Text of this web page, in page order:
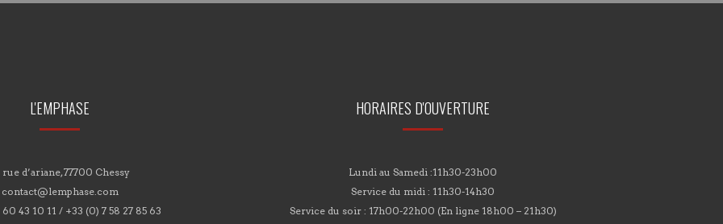
L'EMPHASE
rue d’ariane, 77700 Chessy
contact@lemphase.com
43 10 11 / +33 (0) 7 58 27 85 63
HORAIRES D'OUVERTURE
Lundi au Samedi :11h30-23h00
Service du midi : 11h30-14h30
Service du soir : 17h00-22h00 (En ligne 18h00 – 21h30)